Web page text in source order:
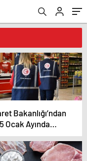
Bakanlığı’ndan
Ocak Ayında
Milyon TL Para